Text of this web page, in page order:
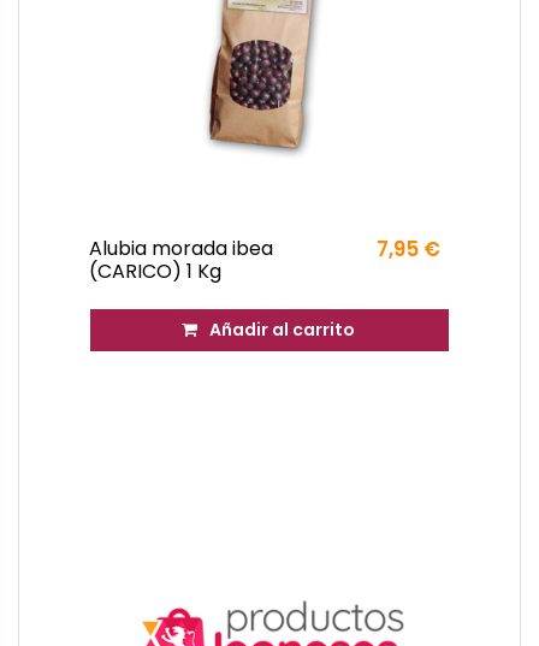
Alubia morada ibea
(CARICO) 1 Kg
7,95 €
Añadir al carrito